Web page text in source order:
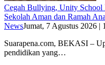
Cegah Bullying, Unity School
Sekolah Aman dan Ramah
NewsJumat, 7 Agustus 2026 |
Suarapena.com, BEKASI –
pendidikan yang…